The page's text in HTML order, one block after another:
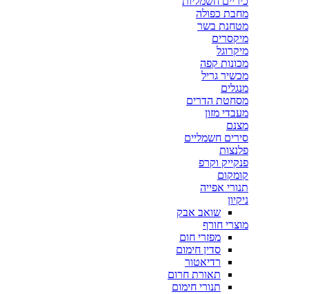
מחבת כפולה
מטחנת בשר
מיקסרים
מיקרוגל
מכונות קפה
מכשיר גריל
מנגלים
מסחטת הדרים
מעבדי מזון
מצנם
סירים חשמליים
פלנצות
פנקייק וקרפ
קומקום
תנורי אפייה
ניקיון
שואב אבק
מוצרי חורף
מפזרי חום
סדין חימום
רדיאטור
תאורת חרום
תנורי חימום